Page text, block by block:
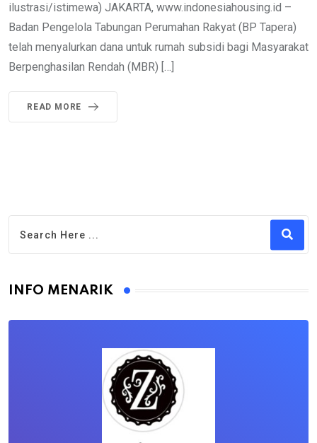
ilustrasi/istimewa) JAKARTA, www.indonesiahousing.id –
Badan Pengelola Tabungan Perumahan Rakyat (BP Tapera)
telah menyalurkan dana untuk rumah subsidi bagi Masyarakat
Berpenghasilan Rendah (MBR) […]
READ MORE
INFO MENARIK